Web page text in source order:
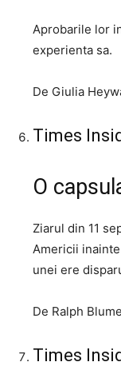
Aprobarile lor
experienta sa.
De Giulia
Times
O
Ziarul din 11
Americii
unei ere
De Ralph
Times